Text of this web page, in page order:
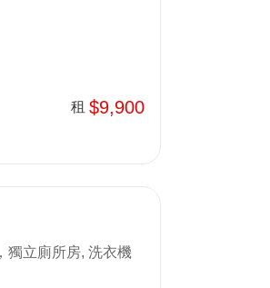
租 $9,900
獨立廁所房, 洗衣機